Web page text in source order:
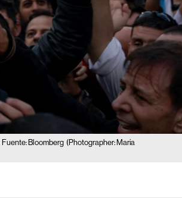
Fuente: Bloomberg (Photographer: Maria